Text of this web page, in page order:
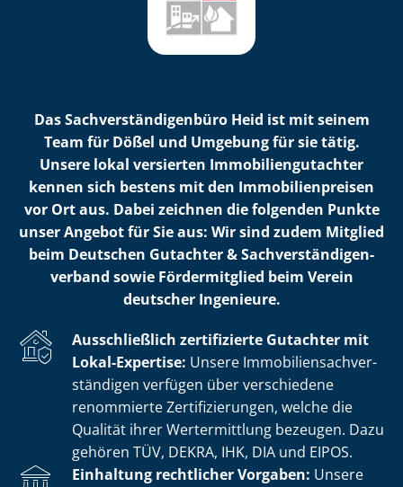
Das Sach­ver­stän­di­gen­bü­ro Heid ist mit seinem
Team für Dößel und Umgebung für sie tätig.
Unsere lokal versierten Im­mo­bi­li­en­gut­ach­ter
kennen sich bestens mit den Im­mo­bi­li­en­prei­sen
vor Ort aus. Dabei zeichnen die folgenden Punkte
unser Angebot für Sie aus: Wir sind zudem Mitglied
beim Deutschen Gutachter & Sach­ver­stän­di­gen­
ver­band sowie Fördermitglied beim Verein
deutscher Ingenieure.
Ausschließlich zertifizierte Gutachter mit
Lokal-Expertise: Unsere Im­mo­bi­li­en­sach­ver­
stän­di­gen verfügen über verschiedene
renommierte Zer­ti­fi­zie­run­gen, welche die
Qualität ihrer Wertermittlung bezeugen. Dazu
gehören TÜV, DEKRA, IHK, DIA und EIPOS.
Einhaltung rechtlicher Vorgaben: Unsere